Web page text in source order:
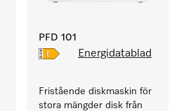
PFD 101
Energidatablad
Fristående diskmaskin för
stora mängder disk från